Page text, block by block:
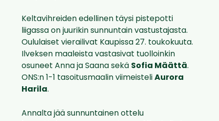
Keltavihreiden edellinen täysi pistepotti
liigassa on juurikin sunnuntain vastustajasta.
Oululaiset vierailivat Kaupissa 27. toukokuuta.
Ilveksen maaleista vastasivat tuolloinkin
osuneet Anna ja Saana sekä Sofia Määttä.
ONS:n 1-1 tasoitusmaalin viimeisteli Aurora
Harila.
Annalta jää sunnuntainen ottelu